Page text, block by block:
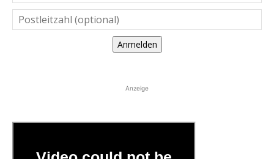
Anmelden
Anzeige